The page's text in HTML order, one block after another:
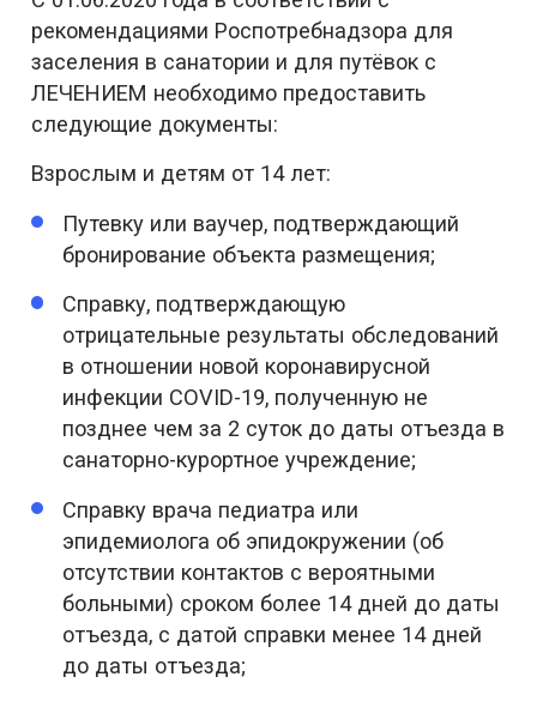
рекомендациями Роспотребнадзора для
заселения в санатории и для путёвок с
ЛЕЧЕНИЕМ необходимо предоставить
следующие документы:
Взрослым и детям от 14 лет:
Путевку или ваучер, подтверждающий
бронирование объекта размещения;
Справку, подтверждающую
отрицательные результаты обследований
в отношении новой коронавирусной
инфекции COVID-19, полученную не
позднее чем за 2 суток до даты отъезда в
санаторно-курортное учреждение;
Справку врача педиатра или
эпидемиолога об эпидокружении (об
отсутствии контактов с вероятными
больными) сроком более 14 дней до даты
отъезда, с датой справки менее 14 дней
до даты отъезда;